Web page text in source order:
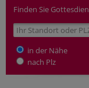
Finden Sie
in der Nähe
nach Plz